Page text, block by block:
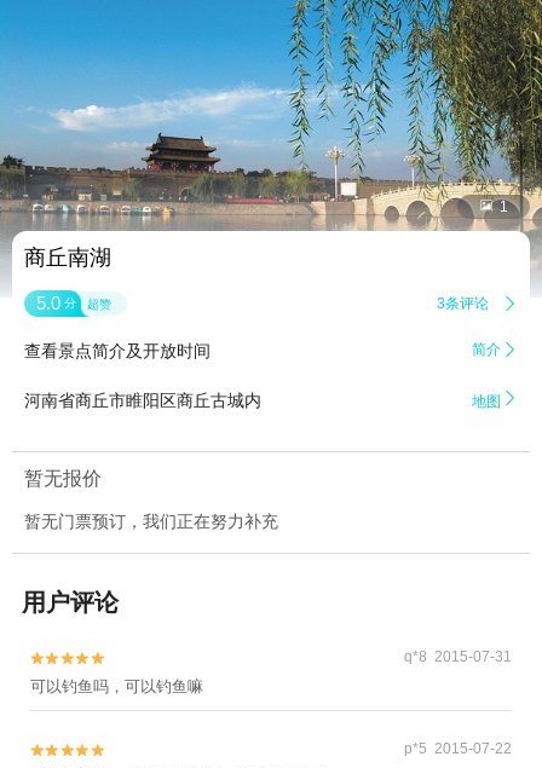
 1
商丘南湖
5.0 分 超赞 3条评论 
查看景点简介及开放时间 简介 
河南省商丘市睢阳区商丘古城内 地图 
暂无报价
暂无门票预订，我们正在努力补充
用户评论

 q*8 2015-07-31
可以钓鱼吗，可以钓鱼嘛

 p*5 2015-07-22